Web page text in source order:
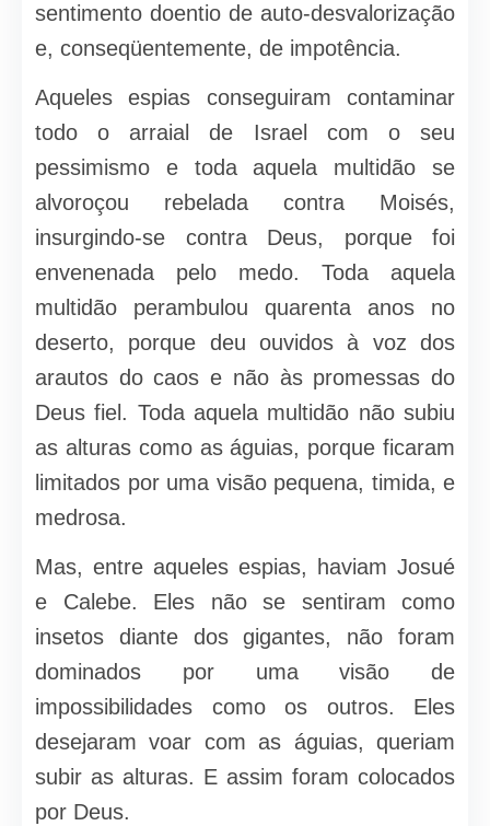
sentimento doentio de auto-desvalorização
e, conseqüentemente, de impotência.
Aqueles espias conseguiram contaminar
todo o arraial de Israel com o seu
pessimismo e toda aquela multidão se
alvoroçou rebelada contra Moisés,
insurgindo-se contra Deus, porque foi
envenenada pelo medo. Toda aquela
multidão perambulou quarenta anos no
deserto, porque deu ouvidos à voz dos
arautos do caos e não às promessas do
Deus fiel. Toda aquela multidão não subiu
as alturas como as águias, porque ficaram
limitados por uma visão pequena, timida, e
medrosa.
Mas, entre aqueles espias, haviam Josué
e Calebe. Eles não se sentiram como
insetos diante dos gigantes, não foram
dominados por uma visão de
impossibilidades como os outros. Eles
desejaram voar com as águias, queriam
subir as alturas. E assim foram colocados
por Deus.